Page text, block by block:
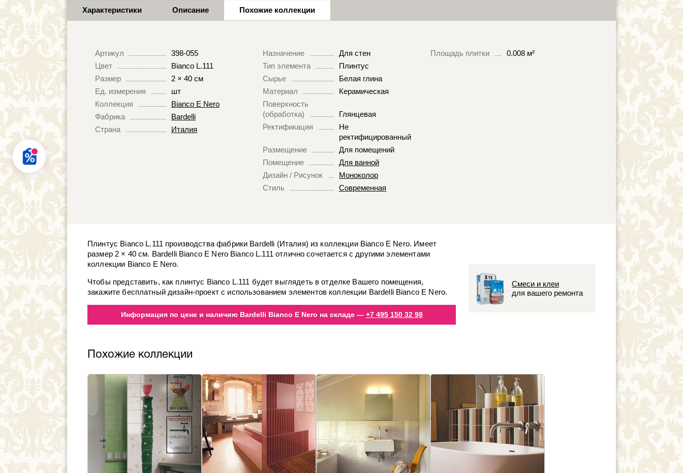
Характеристики Описание Похожие коллекции
Артикул
398-055
Цвет
Bianco L.111
Размер
2 × 40 см
Ед. измерения
шт
Коллекция
Bianco E Nero
Фабрика
Bardelli
Страна
Италия
Назначение
Для стен
Тип элемента
Плинтус
Сырье
Белая глина
Материал
Керамическая
Поверхность
(обработка)
Глянцевая
Ректификация
Не
ректифицированный
Размещение
Для помещений
Помещение
Для ванной
Дизайн / Рисунок
Моноколор
Стиль
Современная
Площадь плитки 0.008 м²
Смеси и клеи
для вашего ремонта
Плинтус Bianco L.111 производства фабрики Bardelli (Италия) из коллекции Bianco E Nero. Имеет
размер 2 × 40 см. Bardelli Bianco E Nero Bianco L.111 отлично сочетается с другими элементами
коллекции Bianco E Nero.
Чтобы представить, как плинтус Bianco L.111 будет выглядеть в отделке Вашего помещения,
закажите бесплатный дизайн-проект с использованием элементов коллекции Bardelli Bianco E Nero.
Информация по цене и наличию Bardelli Bianco E Nero на складе — +7 495 150 32 98
Похожие коллекции